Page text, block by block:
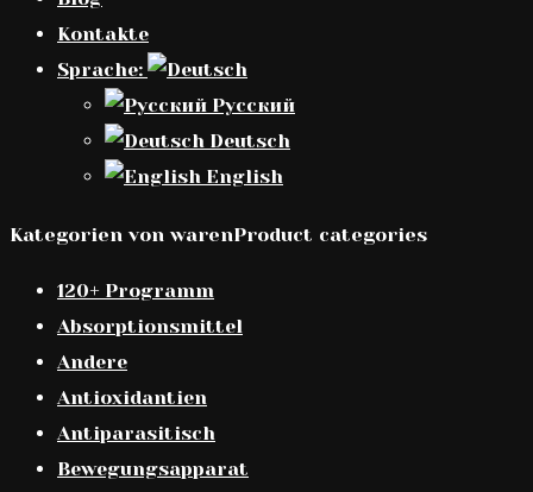
Kontakte
Sprache:
Русский
Deutsch
English
Kategorien von warenProduct categories
120+ Programm
Absorptionsmittel
Andere
Antioxidantien
Antiparasitisch
Bewegungsapparat